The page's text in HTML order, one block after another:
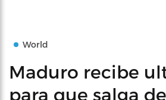
World
Maduro recibe
para que salga de